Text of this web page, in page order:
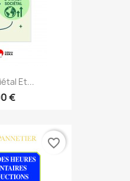
Et...
€
favorite_border